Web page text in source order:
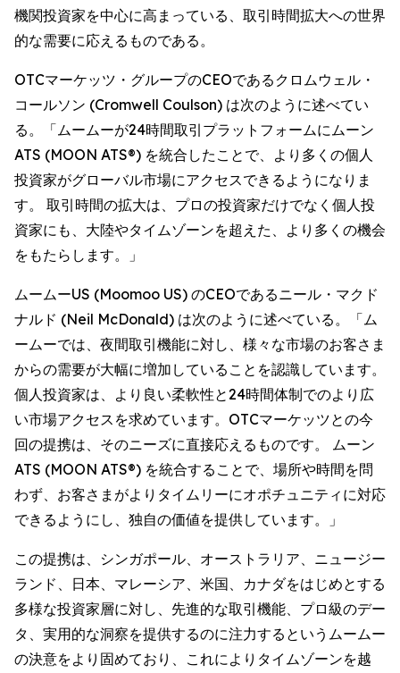
機関投資家を中心に高まっている、取引時間拡大への世界
的な需要に応えるものである。
OTCマーケッツ・グループのCEOであるクロムウェル・
コールソン (Cromwell Coulson) は次のように述べてい
る。「ムームーが24時間取引プラットフォームにムーン
ATS (MOON ATS®) を統合したことで、より多くの個人
投資家がグローバル市場にアクセスできるようになりま
す。 取引時間の拡大は、プロの投資家だけでなく個人投
資家にも、大陸やタイムゾーンを超えた、より多くの機会
をもたらします。」
ムームーUS (Moomoo US) のCEOであるニール・マクド
ナルド (Neil McDonald) は次のように述べている。「ム
ームーでは、夜間取引機能に対し、様々な市場のお客さま
からの需要が大幅に増加していることを認識しています。
個人投資家は、より良い柔軟性と24時間体制でのより広
い市場アクセスを求めています。OTCマーケッツとの今
回の提携は、そのニーズに直接応えるものです。 ムーン
ATS (MOON ATS®) を統合することで、場所や時間を問
わず、お客さまがよりタイムリーにオポチュニティに対応
できるようにし、独自の価値を提供しています。」
この提携は、シンガポール、オーストラリア、ニュージー
ランド、日本、マレーシア、米国、カナダをはじめとする
多様な投資家層に対し、先進的な取引機能、プロ級のデー
タ、実用的な洞察を提供するのに注力するというムームー
の決意をより固めており、これによりタイムゾーンを越